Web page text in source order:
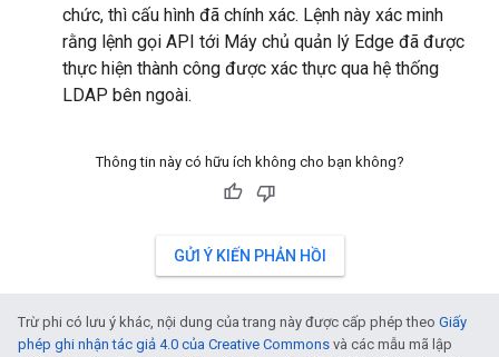
chức, thì cấu hình đã chính xác. Lệnh này xác minh
rằng lệnh gọi API tới Máy chủ quản lý Edge đã được
thực hiện thành công được xác thực qua hệ thống
LDAP bên ngoài.
Thông tin này có hữu ích không cho bạn không?
GỬI Ý KIẾN PHẢN HỒI
Trừ phi có lưu ý khác, nội dung của trang này được cấp phép theo Giấy
phép ghi nhận tác giả 4.0 của Creative Commons và các mẫu mã lập